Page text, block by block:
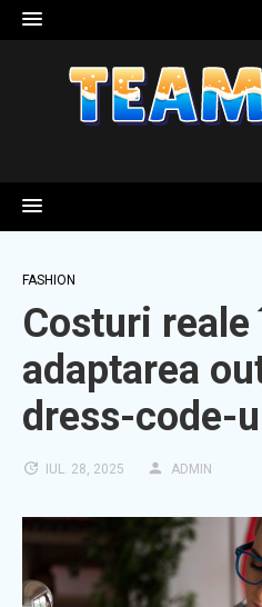
Skip
to
FASHION
Costuri reale
adaptarea
dress-code-
IUL. 28, 2025 ADMIN